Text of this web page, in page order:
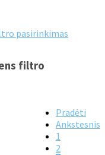
pasirinkimas
filtro
Pradėti
Ankstesnis
1
2